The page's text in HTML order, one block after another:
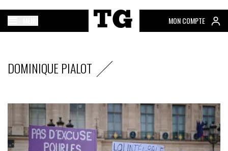
MON COMPTE
DOMINIQUE PIALOT